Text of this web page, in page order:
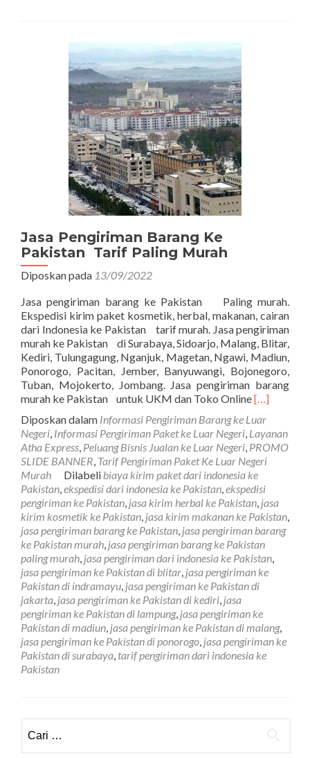
Jasa Pengiriman Barang Ke
Pakistan Tarif Paling Murah
Diposkan pada 13/09/2022
Jasa pengiriman barang ke Pakistan Paling murah.
Ekspedisi kirim paket kosmetik, herbal, makanan, cairan
dari Indonesia ke Pakistan tarif murah. Jasa pengiriman
murah ke Pakistan di Surabaya, Sidoarjo, Malang, Blitar,
Kediri, Tulungagung, Nganjuk, Magetan, Ngawi, Madiun,
Ponorogo, Pacitan, Jember, Banyuwangi, Bojonegoro,
Tuban, Mojokerto, Jombang. Jasa pengiriman barang
murah ke Pakistan untuk UKM dan Toko OnlineRead
about
Jasa
Pengiriman
Barang
Ke
Pakistan
Tarif
Paling
Murah
[…]
Diposkan dalam Informasi Pengiriman Barang ke Luar
Negeri, Informasi Pengiriman Paket ke Luar Negeri, Layanan
Atha Express, Peluang Bisnis Jualan ke Luar Negeri, PROMO
SLIDE BANNER, Tarif Pengiriman Paket Ke Luar Negeri
Murah
Dilabeli biaya kirim paket dari indonesia ke
Pakistan,ekspedisi dari indonesia ke Pakistan,ekspedisi
pengiriman ke Pakistan, jasa kirim herbal ke Pakistan, jasa
kirim kosmetik ke Pakistan, jasa kirim makanan ke Pakistan,
jasa pengiriman barang ke Pakistan, jasa pengiriman barang
ke Pakistan murah, jasa pengiriman barang ke Pakistan
paling murah, jasa pengiriman dari indonesia ke Pakistan,
jasa pengiriman ke Pakistan di blitar, jasa pengiriman ke
Pakistan di indramayu, jasa pengiriman ke Pakistan di
jakarta, jasa pengiriman ke Pakistan di kediri, jasa
pengiriman ke Pakistan di lampung, jasa pengiriman ke
Pakistan di madiun, jasa pengiriman ke Pakistan di malang,
jasa pengiriman ke Pakistan di ponorogo, jasa pengiriman ke
Pakistan di surabaya, tarif pengiriman dari indonesia ke
Pakistan
untuk: